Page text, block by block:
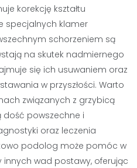
korekcję kształtu
specjalnych klamer
schorzeniem są
na skutek nadmiernego
się ich usuwaniem oraz
w przyszłości. Warto
związanych z grzybicą
dość powszechne i
oraz leczenia
podolog może pomóc w
innych wad postawy, oferując